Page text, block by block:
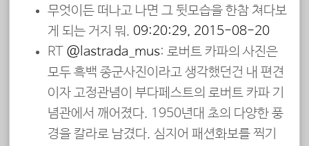
무엇이든 떠나고 나면 그 뒷모습을 한참 쳐다보
게 되는 거지 뭐. 09:20:29, 2015-08-20
RT @lastrada_mus: 로버트 카파의 사진은
모두 흑백 종군사진이라고 생각했던건 내 편견
이자 고정관념이 부다페스트의 로버트 카파 기
념관에서 깨어졌다. 1950년대 초의 다양한 풍
경을 칼라로 남겼다. 심지어 패션화보를 찍기